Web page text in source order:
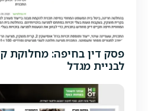
פסק דין בחיפה: מחלוקת
לבניית מגדל